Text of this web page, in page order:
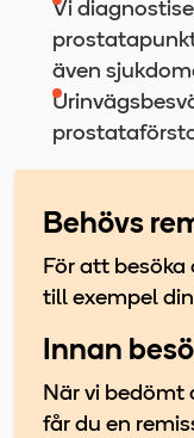
Vi
även
Behövs
För att besöka
till exempel
Innan
När vi bedömt
får du en